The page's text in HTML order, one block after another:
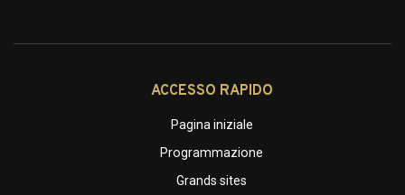
ACCESSO RAPIDO
Pagina iniziale
Programmazione
Grands sites